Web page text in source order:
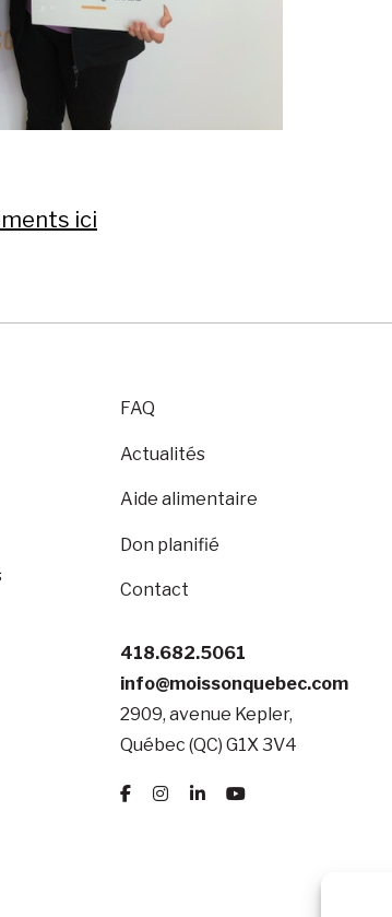
ici
FAQ
Actualités
Aide alimentaire
Don planifié
Contact
418.682.5061
info@moissonquebec.com
2909, avenue Kepler,
Québec (QC) G1X 3V4